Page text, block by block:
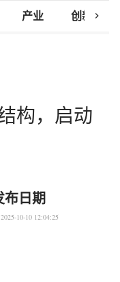
产业 创新研究
chevron_right
构，启动
布日期
2025-10-10 12:04:25